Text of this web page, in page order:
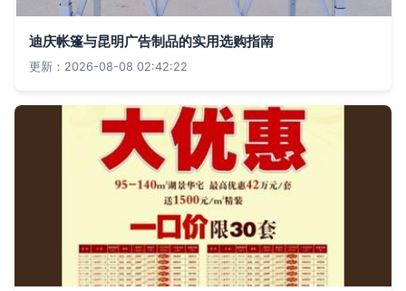
迪庆帐篷与昆明广告制品的实用选购指南
更新：2026-08-08 02:42:22